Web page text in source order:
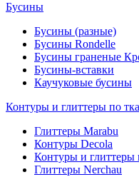
Бусины
Бусины (разные)
Бусины Rondelle
Бусины граненые
Бусины-вставки
Каучуковые бусины
Контуры и глиттеры по
Глиттеры Marabu
Контуры Decola
Контуры и глиттеры
Глиттеры Nerchau